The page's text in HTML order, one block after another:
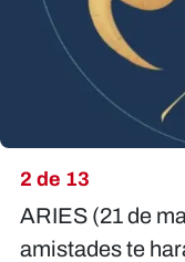
2 de 13
ARIES (21 de
amistades te